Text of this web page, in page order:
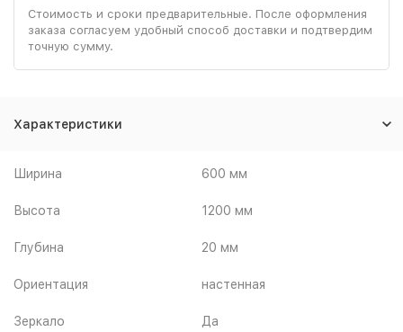
Стоимость и сроки предварительные. После оформления
заказа согласуем удобный способ доставки и подтвердим
точную сумму.
Характеристики
Ширина 600 мм
Высота 1200 мм
Глубина 20 мм
Ориентация настенная
Зеркало Да